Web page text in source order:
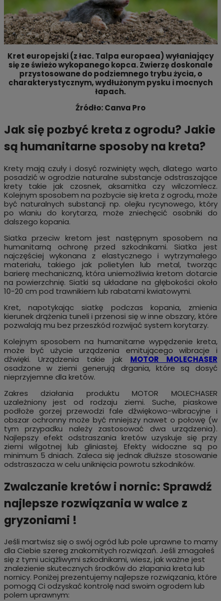
Kret europejski (z łac. Talpa europaea) wyłaniający
się ze świeżo wykopanego kopca. Zwierzę doskonale
przystosowane do podziemnego trybu życia, o
charakterystycznym, wydłużonym pysku i mocnych
łapach.
Źródło: Canva Pro
Jak się pozbyć kreta z ogrodu? Jakie
są humanitarne sposoby na kreta?
Krety mają czuły i dosyć rozwinięty węch, dlatego warto
posadzić w ogrodzie naturalne substancje odstraszające
krety takie jak czosnek, aksamitka czy wilczomlecz.
Kolejnym sposobem na pozbycie się kreta z ogrodu, może
być naturalnych substancji np. olejku rycynowego, który
po wlaniu do korytarza, może zniechęcić osobniki do
dalszego kopania.
Siatka przeciw kretom jest następnym sposobem na
humanitarną ochronę przed szkodnikami. Siatka jest
najczęściej wykonana z elastycznego i wytrzymałego
materiału, takiego jak polietylen lub metal, tworząc
barierę mechaniczną, która uniemożliwia kretom dotarcie
na powierzchnię. Siatki są układane na głębokości około
10-20 cm pod trawnikiem lub rabatami kwiatowymi.
Kret, napotykając siatkę podczas kopania, zmienia
kierunek drążenia tuneli i przenosi się w inne obszary, które
pozwalają mu bez przeszkód rozwijać system korytarzy.
Kolejnym sposobem na humanitarne wypędzenie kreta,
może być użycie urządzenia emitującego wibracje i
dźwięki. Urządzenia takie jak MOTOR MOLECHASER
osadzone w ziemi generują drgania, które są dosyć
nieprzyjemne dla kretów.
Zakres działania produktu MOTOR MOLECHASER
uzależniony jest od rodzaju ziemi. Suche, piaskowe
podłoże gorzej przewodzi fale dźwiękowo-wibracyjne i
obszar ochronny może być mniejszy nawet o połowę (w
tym przypadku należy zastosować dwa urządzenia).
Najlepszy efekt odstraszania kretów uzyskuje się przy
ziemi wilgotnej lub gliniastej. Efekty widoczne są po
minimum 5 dniach. Zaleca się jednak dłuższe stosowanie
odstraszacza w celu uniknięcia powrotu szkodników.
Zwalczanie kretów i nornic: Sprawdź
najlepsze rozwiązania w walce z
gryzoniami !
Jeśli martwisz się o swój ogród lub pole uprawne to mamy
dla Ciebie szereg znakomitych rozwiązań. Jeśli zmagałeś
się z tymi uciążliwymi szkodnikami, wiesz, jak ważne jest
znalezienie skutecznych środków do złapania kreta lub
nornicy. Poniżej prezentujemy najlepsze rozwiązania, które
pomogą Ci odzyskać kontrolę nad swoim ogrodem lub
polem uprawnym: